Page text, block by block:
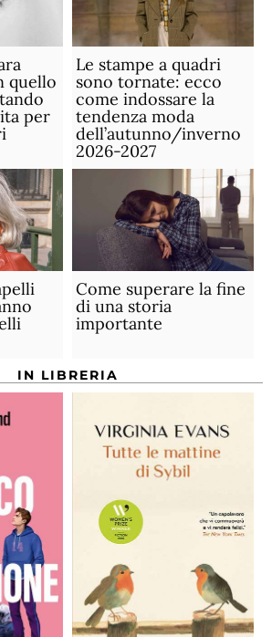
quello
per
Le stampe a quadri
sono tornate: ecco
come indossare la
tendenza moda
dell’autunno/inverno
2026-2027
Come superare la fine
di una storia
importante
IN LIBRERIA